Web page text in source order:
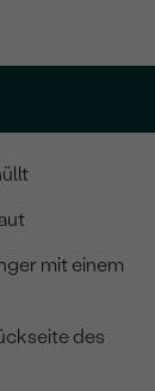
mit einem
des